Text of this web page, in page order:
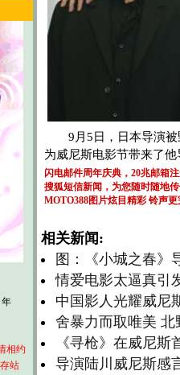
年
相约
站
9月5日，日本导演被
为威尼斯电影节带来了
闪电邮件周年庆典，20兆邮箱
搜狐短信新闻，为您随时随地
MOTO388图片炫目精彩 铃声更
相关新闻:
图：《小城之春》
情爱电影太逼真引
中国影人光耀威尼
舍暴力而取唯美
《寻枪》在威尼
导演陆川威尼斯感